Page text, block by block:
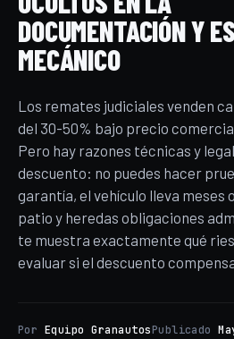
DOCUMENTACIÓN Y
MECÁNICO
Los remates judiciales venden
del 30-50% bajo precio
Pero hay razones técnicas y
descuento: no puedes hacer
garantía, el vehículo lleva meses
patio y heredas obligaciones
te muestra exactamente qué
evaluar si el descuento
Por Equipo GranautosPublicado